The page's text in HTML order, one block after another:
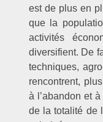
est de plus en
que la
activités
diversifient. De
techniques,
rencontrent,
à l’abandon et
de la totalité de